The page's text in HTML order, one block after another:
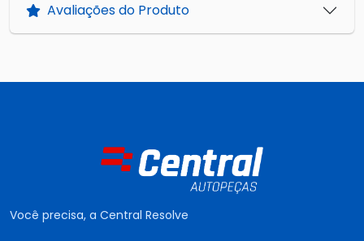
Avaliações do Produto
Você precisa, a Central Resolve